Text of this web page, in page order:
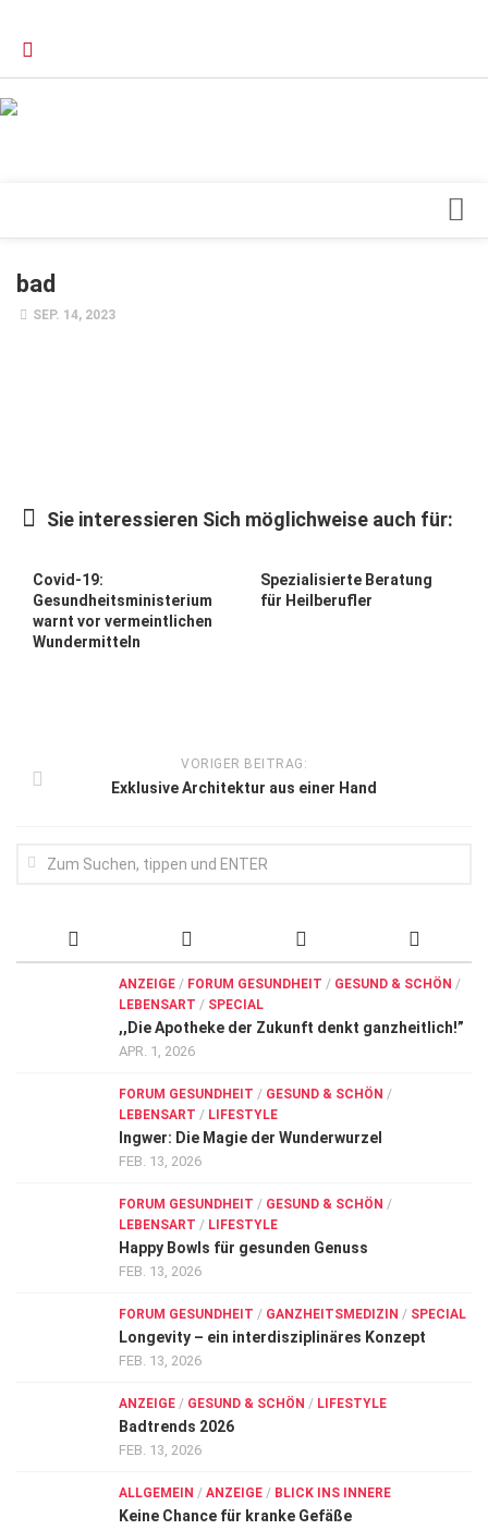
Forschung
Forum Gesundheit
Allgemein
Hören
bad
SEP. 14, 2023
Sie interessieren Sich möglichweise auch für:
Covid-19:
Gesundheitsministerium
warnt vor vermeintlichen
Wundermitteln
Spezialisierte Beratung
für Heilberufler
VORIGER BEITRAG:
Exklusive Architektur aus einer Hand
ANZEIGE / FORUM GESUNDHEIT / GESUND & SCHÖN /
LEBENSART / SPECIAL
,,Die Apotheke der Zukunft denkt ganzheitlich!”
APR. 1, 2026
FORUM GESUNDHEIT / GESUND & SCHÖN /
LEBENSART / LIFESTYLE
Ingwer: Die Magie der Wunderwurzel
FEB. 13, 2026
FORUM GESUNDHEIT / GESUND & SCHÖN /
LEBENSART / LIFESTYLE
Happy Bowls für gesunden Genuss
FEB. 13, 2026
FORUM GESUNDHEIT / GANZHEITSMEDIZIN / SPECIAL
Longevity – ein interdisziplinäres Konzept
FEB. 13, 2026
ANZEIGE / GESUND & SCHÖN / LIFESTYLE
Badtrends 2026
FEB. 13, 2026
ALLGEMEIN / ANZEIGE / BLICK INS INNERE
Keine Chance für kranke Gefäße